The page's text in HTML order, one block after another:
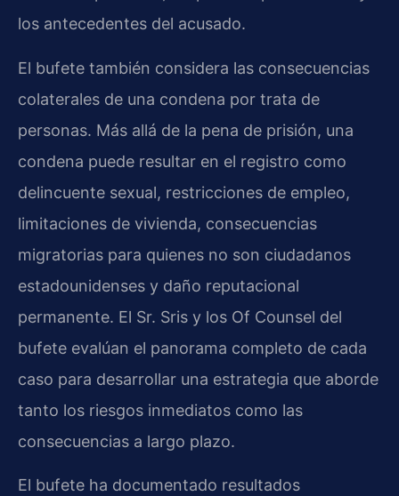
los antecedentes del acusado.
El bufete también considera las consecuencias
colaterales de una condena por trata de
personas. Más allá de la pena de prisión, una
condena puede resultar en el registro como
delincuente sexual, restricciones de empleo,
limitaciones de vivienda, consecuencias
migratorias para quienes no son ciudadanos
estadounidenses y daño reputacional
permanente. El Sr. Sris y los Of Counsel del
bufete evalúan el panorama completo de cada
caso para desarrollar una estrategia que aborde
tanto los riesgos inmediatos como las
consecuencias a largo plazo.
El bufete ha documentado resultados